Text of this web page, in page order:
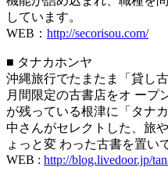
しています。
WEB： http://secorisou.com/
■ タナカホンヤ
沖縄旅行でたまたま「貸し
月間限定の古書店をオ ープ
が残っている根津に「タナ
中さんがセレクトした、旅
ょっと変 わった古書を置い
WEB : http://blog.livedoor.jp/